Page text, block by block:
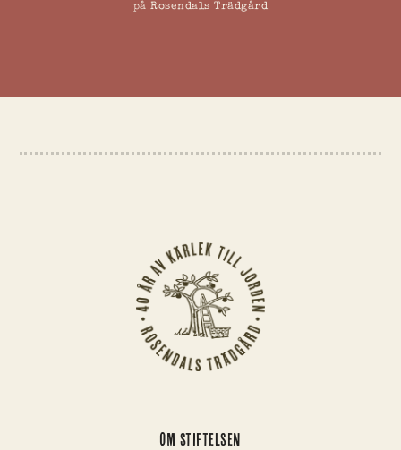
på Rosendals Trädgård
OM STIFTELSEN